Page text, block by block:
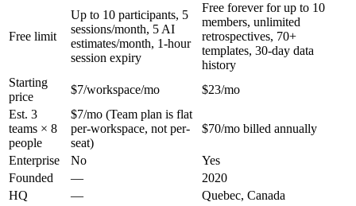
Free limit
Up to 10 participants, 5
sessions/month, 5 AI
estimates/month, 1-hour
session expiry
Free forever for up to 10
members, unlimited
retrospectives, 70+
templates, 30-day data
history
Starting
price
$7/workspace/mo
$23/mo
Est. 3
teams × 8
people
$7/mo (Team plan is flat
per-workspace, not per-
seat)
$70/mo billed annually
Enterprise No
Yes
Founded
—
2020
HQ
—
Quebec, Canada